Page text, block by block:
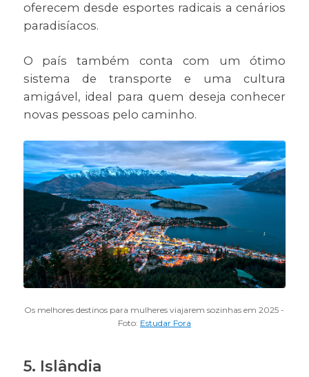
oferecem desde esportes radicais a cenários
paradisíacos.
O país também conta com um ótimo
sistema de transporte e uma cultura
amigável, ideal para quem deseja conhecer
novas pessoas pelo caminho.
Os melhores destinos para mulheres viajarem sozinhas em 2025 -
Foto: Estudar Fora
5. Islândia